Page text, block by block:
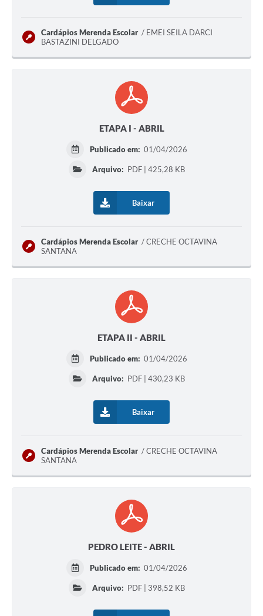
Cardápios Merenda Escolar
EMEI SEILA DARCI
BASTAZINI DELGADO
ETAPA I - ABRIL
Publicado em: 01/04/2026
Arquivo: PDF | 425,28 KB
Baixar
Cardápios Merenda Escolar
CRECHE OCTAVINA
SANTANA
ETAPA II - ABRIL
Publicado em: 01/04/2026
Arquivo: PDF | 430,23 KB
Baixar
Cardápios Merenda Escolar
CRECHE OCTAVINA
SANTANA
PEDRO LEITE - ABRIL
Publicado em: 01/04/2026
Arquivo: PDF | 398,52 KB